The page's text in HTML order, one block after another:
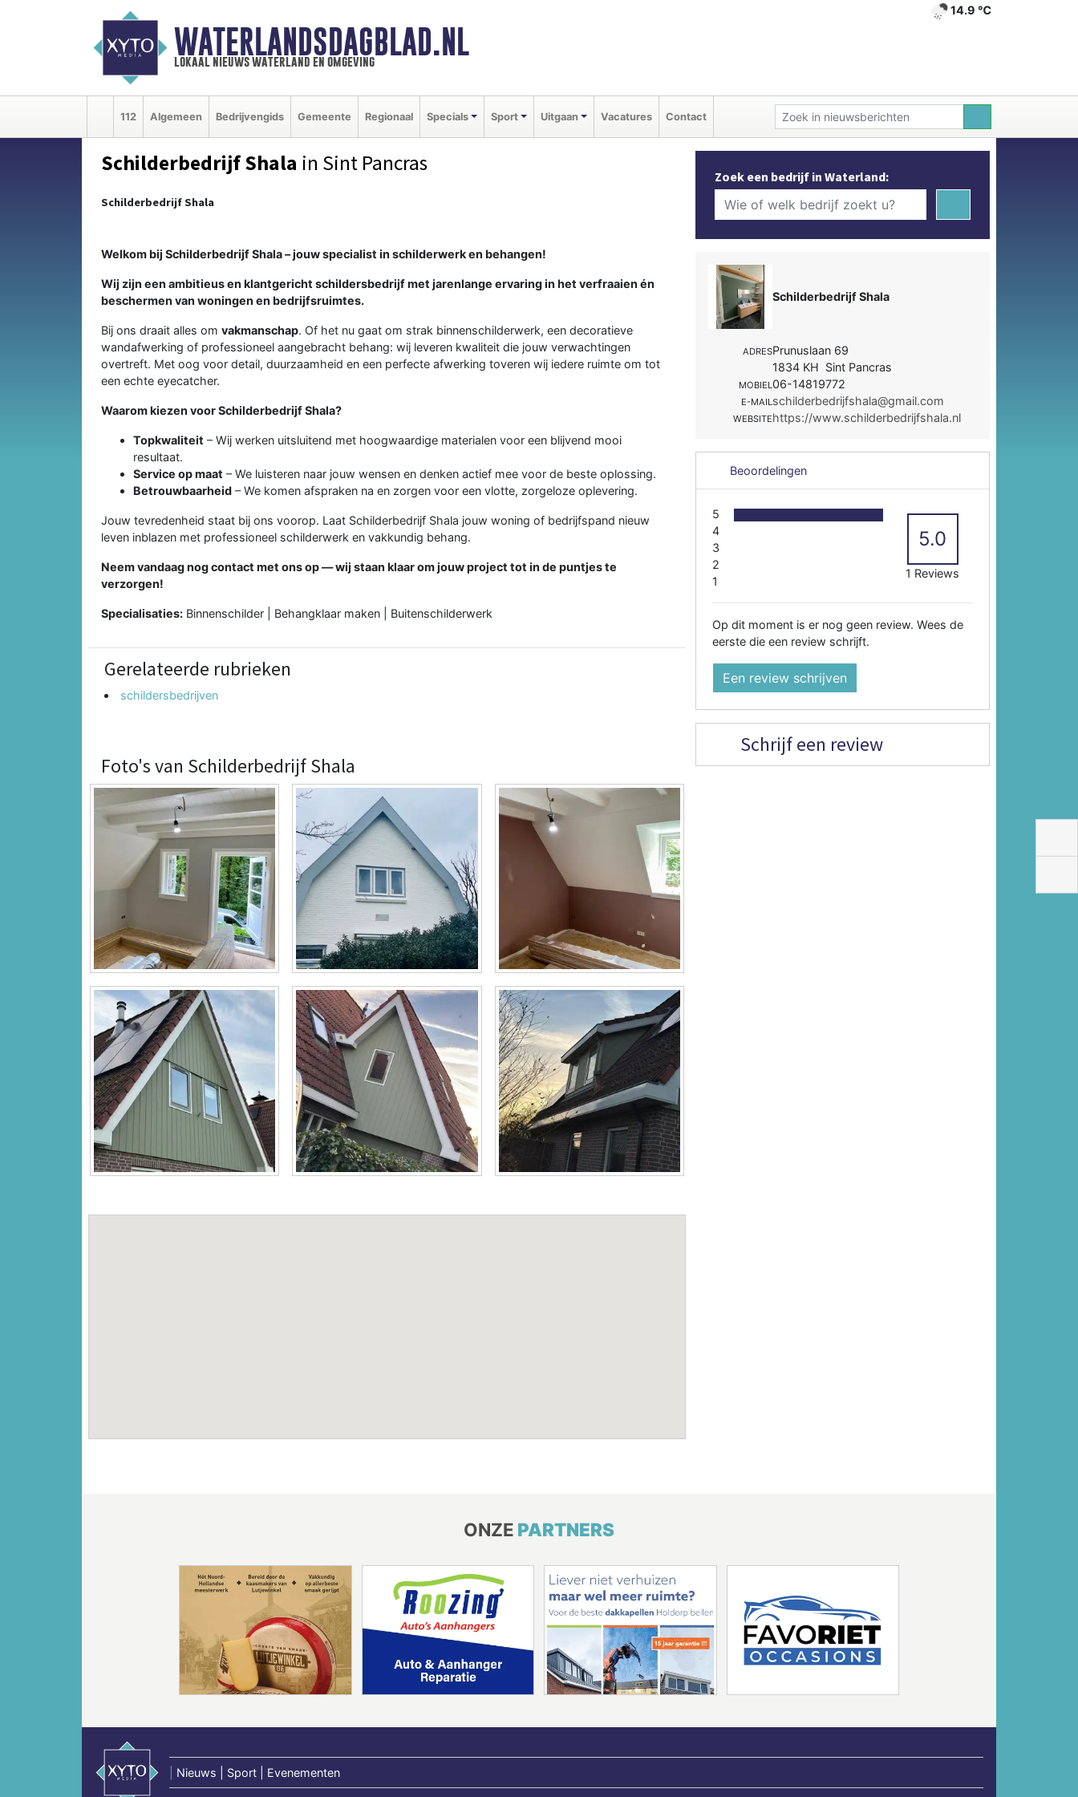
WATERLANDSDAGBLAD.NL
lokaal nieuws waterland en omgeving
14.9 ℃
112 Algemeen Bedrijvengids Gemeente Regionaal Specials Sport Uitgaan Vacatures Contact
Schilderbedrijf Shala in Sint Pancras
Schilderbedrijf Shala
Welkom bij Schilderbedrijf Shala – jouw specialist in schilderwerk en behangen!
Wij zijn een ambitieus en klantgericht schildersbedrijf met jarenlange ervaring in het verfraaien én
beschermen van woningen en bedrijfsruimtes.
Bij ons draait alles om vakmanschap. Of het nu gaat om strak binnenschilderwerk, een decoratieve
wandafwerking of professioneel aangebracht behang: wij leveren kwaliteit die jouw verwachtingen
overtreft. Met oog voor detail, duurzaamheid en een perfecte afwerking toveren wij iedere ruimte om tot
een echte eyecatcher.
Waarom kiezen voor Schilderbedrijf Shala?
Topkwaliteit – Wij werken uitsluitend met hoogwaardige materialen voor een blijvend mooi
resultaat.
Service op maat – We luisteren naar jouw wensen en denken actief mee voor de beste oplossing.
Betrouwbaarheid – We komen afspraken na en zorgen voor een vlotte, zorgeloze oplevering.
Jouw tevredenheid staat bij ons voorop. Laat Schilderbedrijf Shala jouw woning of bedrijfspand nieuw
leven inblazen met professioneel schilderwerk en vakkundig behang.
Neem vandaag nog contact met ons op — wij staan klaar om jouw project tot in de puntjes te
verzorgen!
Specialisaties: Binnenschilder | Behangklaar maken | Buitenschilderwerk
Gerelateerde rubrieken
schildersbedrijven
Foto's van Schilderbedrijf Shala
Zoek een bedrijf in Waterland:
Schilderbedrijf Shala
ADRESPrunuslaan 69
1834 KH Sint Pancras
MOBIEL06-14819772
E-MAILschilderbedrijfshala@gmail.com
WEBSITEhttps://www.schilderbedrijfshala.nl
Beoordelingen
5
4
3
2
1
5.0
1 Reviews
Op dit moment is er nog geen review. Wees de
eerste die een review schrijft.
Een review schrijven
Schrijf een review
ONZE PARTNERS
Nieuws | Sport | Evenementen